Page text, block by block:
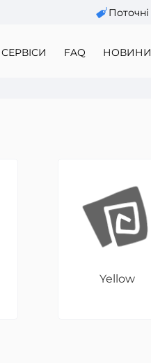
СЕРВІСИ FAQ НОВИНИ
Yellow